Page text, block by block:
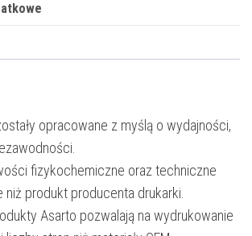
opracowane z myślą o wydajności,
fizykochemiczne oraz techniczne
produkt producenta drukarki.
Asarto pozwalają na wydrukowanie